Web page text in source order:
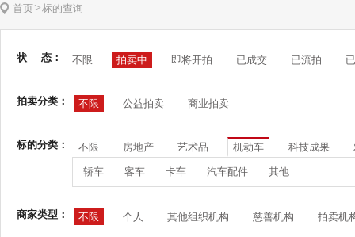
首页>标的查询
状 态： 不限 拍卖中 即将开拍 已成交 已流拍
拍卖分类： 不限 公益拍卖 商业拍卖
标的分类： 不限 房地产 艺术品 机动车 科技成果
轿车 客车 卡车 汽车配件 其他
商家类型： 不限 个人 其他组织机构 慈善机构 拍卖机